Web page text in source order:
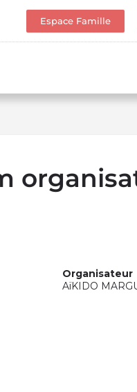
Espace Famille
Organisateur
AïKIDO